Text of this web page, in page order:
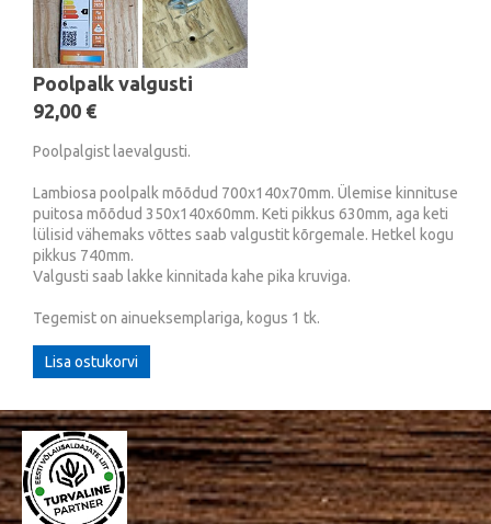
Poolpalk valgusti
92,00 €
Poolpalgist laevalgusti.
Lambiosa poolpalk mõõdud 700x140x70mm. Ülemise kinnituse
puitosa mõõdud 350x140x60mm. Keti pikkus 630mm, aga keti
lülisid vähemaks võttes saab valgustit kõrgemale. Hetkel kogu
pikkus 740mm.
Valgusti saab lakke kinnitada kahe pika kruviga.
Tegemist on ainueksemplariga, kogus 1 tk.
Lisa ostukorvi